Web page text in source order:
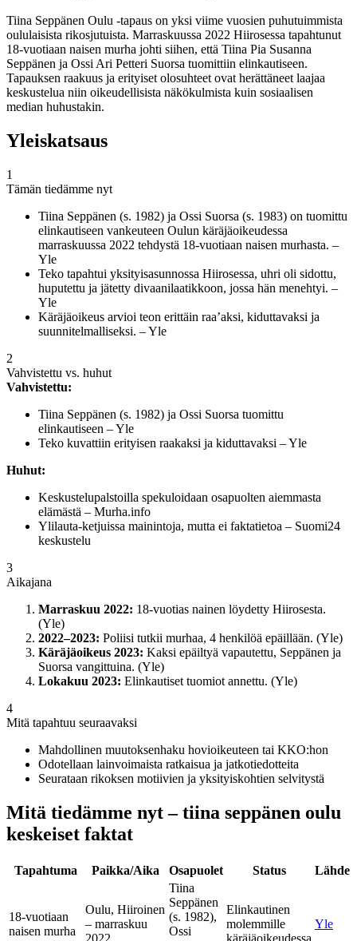
Tiina Seppänen Oulu -tapaus on yksi viime vuosien puhutuimmista
oululaisista rikosjutuista. Marraskuussa 2022 Hiirosessa tapahtunut
18-vuotiaan naisen murha johti siihen, että Tiina Pia Susanna
Seppänen ja Ossi Ari Petteri Suorsa tuomittiin elinkautiseen.
Tapauksen raakuus ja erityiset olosuhteet ovat herättäneet laajaa
keskustelua niin oikeudellisista näkökulmista kuin sosiaalisen
median huhustakin.
Yleiskatsaus
1
Tämän tiedämme nyt
Tiina Seppänen (s. 1982) ja Ossi Suorsa (s. 1983) on tuomittu
elinkautiseen vankeuteen Oulun käräjäoikeudessa
marraskuussa 2022 tehdystä 18-vuotiaan naisen murhasta. –
Yle
Teko tapahtui yksityisasunnossa Hiirosessa, uhri oli sidottu,
huputettu ja jätetty divaanilaatikkoon, jossa hän menehtyi. –
Yle
Käräjäoikeus arvioi teon erittäin raa’aksi, kiduttavaksi ja
suunnitelmalliseksi. – Yle
2
Vahvistettu vs. huhut
Vahvistettu:
Tiina Seppänen (s. 1982) ja Ossi Suorsa tuomittu
elinkautiseen – Yle
Teko kuvattiin erityisen raakaksi ja kiduttavaksi – Yle
Huhut:
Keskustelupalstoilla spekuloidaan osapuolten aiemmasta
elämästä – Murha.info
Ylilauta-ketjuissa mainintoja, mutta ei faktatietoa – Suomi24
keskustelu
3
Aikajana
Marraskuu 2022: 18-vuotias nainen löydetty Hiirosesta.
(Yle)
2022–2023: Poliisi tutkii murhaa, 4 henkilöä epäillään. (Yle)
Käräjäoikeus 2023: Kaksi epäiltyä vapautettu, Seppänen ja
Suorsa vangittuina. (Yle)
Lokakuu 2023: Elinkautiset tuomiot annettu. (Yle)
4
Mitä tapahtuu seuraavaksi
Mahdollinen muutoksenhaku hovioikeuteen tai KKO:hon
Odotellaan lainvoimaista ratkaisua ja jatkotiedotteita
Seurataan rikoksen motiivien ja yksityiskohtien selvitystä
Mitä tiedämme nyt – tiina seppänen oulu
keskeiset faktat
Tapahtuma Paikka/Aika Osapuolet Status Lähde
18-vuotiaan
naisen murha
Oulu, Hiiroinen
– marraskuu
2022
Tiina
Seppänen
(s. 1982),
Ossi
Elinkautinen
molemmille
käräjäoikeudessa
Yle